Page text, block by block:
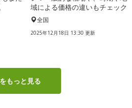
域による価格の違いもチェック
全国
2025年12月18日 13:30 更新
もっと見る